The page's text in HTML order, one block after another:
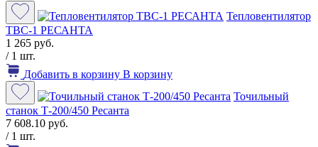
Тепловентилятор
ТВС-1 РЕСАНТА
1 265 руб.
/ 1 шт.
Добавить в корзину В корзину
Точильный
станок Т-200/450 Ресанта
7 608.10 руб.
/ 1 шт.